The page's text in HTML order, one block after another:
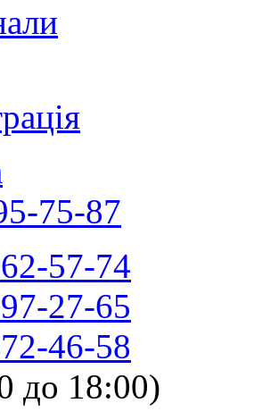
75-87
57-74
27-65
46-58
до 18:00)